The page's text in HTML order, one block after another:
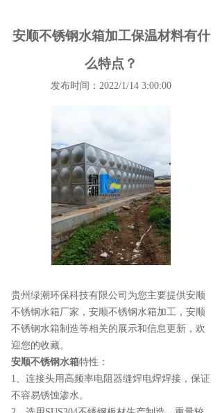
安顺不锈钢水箱加工保温材料有什
么特点？
发布时间：2022/1/14 3:00:00
贵州绿潮环保科技有限公司为您主要提供安顺
不锈钢水箱厂家 ，安顺不锈钢水箱加工，安顺
不锈钢水箱制造等相关的展示和信息更新，欢
迎您的收藏。
安顺不锈钢水箱特性：
1、连接头用高频率电阻器缝焊电焊焊接，保证
不容易锈蚀渗水。